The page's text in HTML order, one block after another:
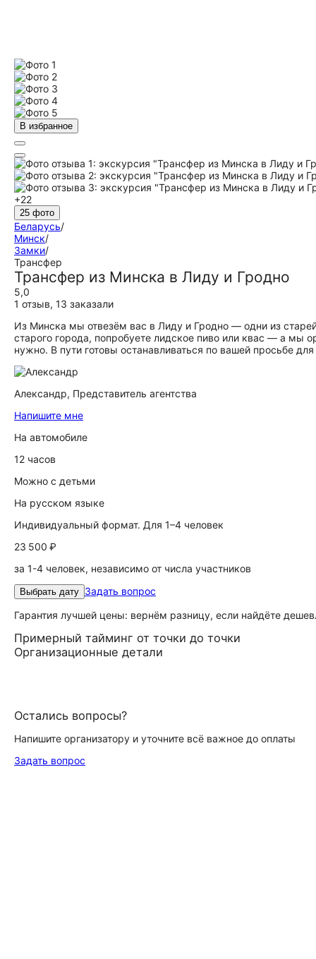
В избранное
+22
25 фото
Беларусь/
Минск/
Замки/
Трансфер
Трансфер из Минска в Лиду и Гродно
5,0
1 отзыв, 13 заказали
Из Минска мы отвезём вас в Лиду и Гродно — одни из
старого города, попробуете лидское пиво или квас — а мы
нужно. В пути готовы останавливаться по вашей просьбе
Александр, Представитель агентства
Напишите мне
На автомобиле
12 часов
Можно с детьми
На русском языке
Индивидуальный формат. Для 1–4 человек
23 500 ₽
за 1-4 человек, независимо от числа участников
Выбрать дату Задать вопрос
Гарантия лучшей цены: вернём разницу, если найдёте
Примерный тайминг от точки до точки
Организационные детали
Остались вопросы?
Напишите организатору и уточните всё важное до оплаты
Задать вопрос